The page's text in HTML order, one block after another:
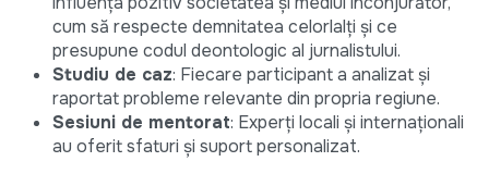
cum să respecte demnitatea celorlalți și ce
presupune codul deontologic al jurnalistului.
Studiu de caz: Fiecare participant a analizat și
raportat probleme relevante din propria regiune.
Sesiuni de mentorat: Experți locali și internaționali
au oferit sfaturi și suport personalizat.